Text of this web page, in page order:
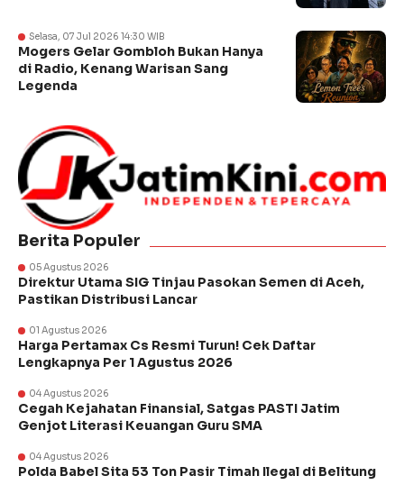
Selasa, 07 Jul 2026 14:30 WIB
Mogers Gelar Gombloh Bukan Hanya
di Radio, Kenang Warisan Sang
Legenda
Berita Populer
05 Agustus 2026
Direktur Utama SIG Tinjau Pasokan Semen di Aceh,
Pastikan Distribusi Lancar
01 Agustus 2026
Harga Pertamax Cs Resmi Turun! Cek Daftar
Lengkapnya Per 1 Agustus 2026
04 Agustus 2026
Cegah Kejahatan Finansial, Satgas PASTI Jatim
Genjot Literasi Keuangan Guru SMA
04 Agustus 2026
Polda Babel Sita 53 Ton Pasir Timah Ilegal di Belitung